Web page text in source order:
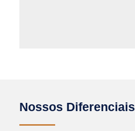
Nossos Diferenciais